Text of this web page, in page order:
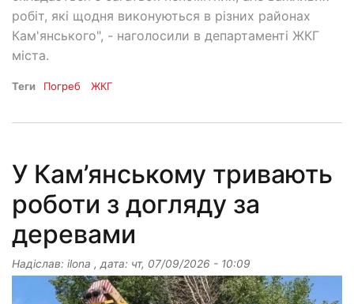
робіт, які щодня виконуються в різних районах
Кам'янського", - наголосили в департаменті ЖКГ
міста.
Теги Погреб ЖКГ
У Кам’янському тривають
роботи з догляду за
деревами
Надіслав: ilona , дата: чт, 07/09/2026 - 10:09